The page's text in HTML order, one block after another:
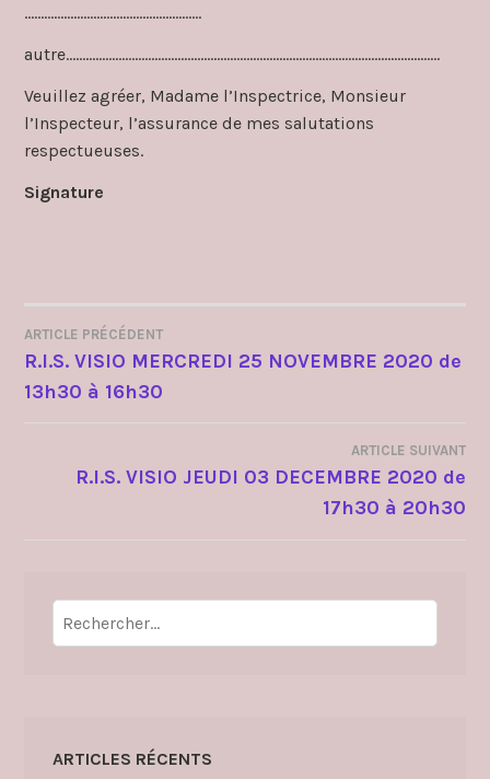
………………………………………………
autre……………………………………………………………………………………………………
Veuillez agréer, Madame l’Inspectrice, Monsieur
l’Inspecteur, l’assurance de mes salutations
respectueuses.
Signature
NAVIGATION
DE
ARTICLE PRÉCÉDENT
R.I.S. VISIO MERCREDI 25 NOVEMBRE 2020 de
13h30 à 16h30
ARTICLE SUIVANT
R.I.S. VISIO JEUDI 03 DECEMBRE 2020 de
17h30 à 20h30
Rechercher :
ARTICLES RÉCENTS